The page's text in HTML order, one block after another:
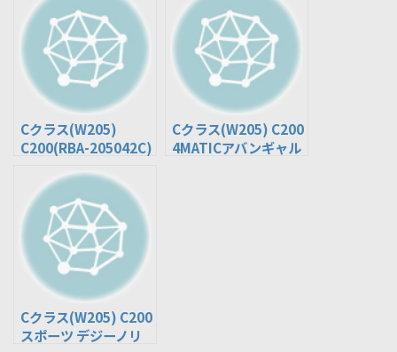
Cクラス(W205)
C200(RBA-205042C)
Cクラス(W205) C200
4MATICアバンギャル
Cクラス(W205) C200
スポーツ デジーノリ